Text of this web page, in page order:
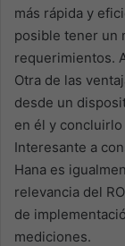
más rápida y
posible tener un
requerimientos.
Otra de las
desde un
en él y
Interesante a
Hana es
relevancia del
de
mediciones.